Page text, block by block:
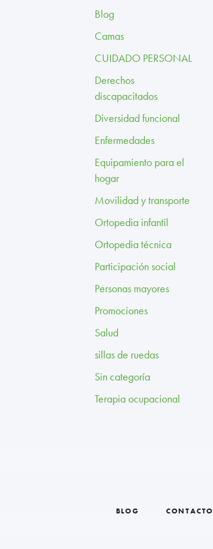
Blog
Camas
CUIDADO PERSONAL
Derechos
discapacitados
Diversidad funcional
Enfermedades
Equipamiento para el
hogar
Movilidad y transporte
Ortopedia infantil
Ortopedia técnica
Participación social
Personas mayores
Promociones
Salud
sillas de ruedas
Sin categoría
Terapia ocupacional
BLOG CONTACTO